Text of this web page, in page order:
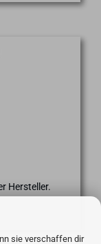
sie verschaffen dir
Hersteller.